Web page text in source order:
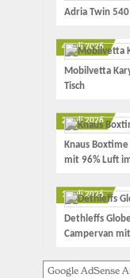
Adria Twin
4. Juli 2026
Mobilvetta
Tisch
2. Juli 2026
Knaus
mit 96% Luft
1. Juli 2026
Dethleffs
Campervan
Google AdSense